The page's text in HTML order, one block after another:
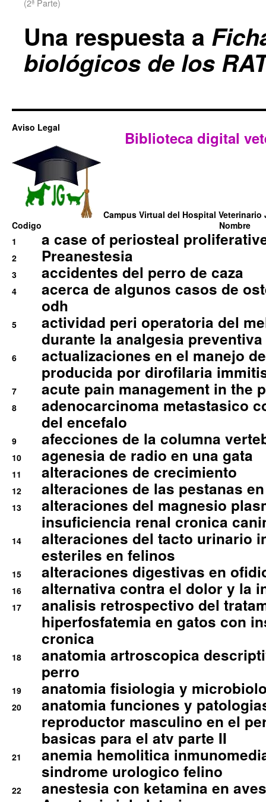
(2ª Parte)
Una respuesta a
biológicos de los
Aviso Legal
Biblioteca digital
Campus Virtual del Hospital Veterinario
Codigo
Nombre
1
a case of periosteal
2 Preanestesia
3 accidentes del perro de caza
4
acerca de algunos casos de
odh
5
actividad peri operatoria del
durante la analgesia
6
actualizaciones en el manejo
producida por dirofilaria
7 acute pain management in the
8
adenocarcinoma metastasico
del encefalo
9 afecciones de la columna
10 agenesia de radio en una gata
11 alteraciones de crecimiento
12 alteraciones de las pestanas
13
alteraciones del magnesio
insuficiencia renal cronica
14
alteraciones del tacto urinario
esteriles en felinos
15 alteraciones digestivas en
16 alternativa contra el dolor y la
17
analisis retrospectivo del
hiperfosfatemia en gatos con
cronica
18
anatomia artroscopica
perro
19 anatomia fisiologia y
20
anatomia funciones y
reproductor masculino en el
basicas para el atv parte II
21
anemia hemolitica
sindrome urologico felino
22 anestesia con ketamina en